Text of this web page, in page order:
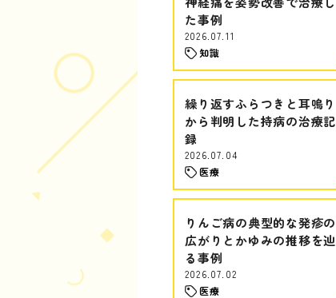
た事例
2026.07.11
知識
繰り返すふらつきと耳鳴り
から判明した持病の治療記
録
2026.07.04
医療
りんご病の典型的な発疹の
広がりとかゆみの推移を辿
る事例
2026.07.02
医療